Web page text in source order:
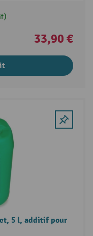
33,90 €
5 l, additif pour